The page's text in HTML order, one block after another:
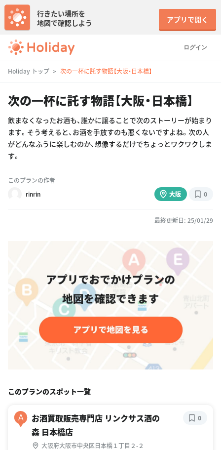
ログイン
行きたい場所を
地図で確認しよう
アプリで開く
Holiday トップ 次の一杯に託す物語【大阪・日本橋】
次の一杯に託す物語【大阪・日本橋】
飲まなくなったお酒も、誰かに譲ることで次のストーリーが始まり
ます。そう考えると、お酒を手放すのも悪くないですよね。次の人
がどんなふうに楽しむのか、想像するだけでちょっとワクワクしま
す。
このプランの作者
rinrin
大阪 0
最終更新日: 25/01/29
このプランのスポット一覧
A
お酒買取販売専門店 リンクサス酒の
森 日本橋店
大阪府大阪市中央区日本橋１丁目２-２
0